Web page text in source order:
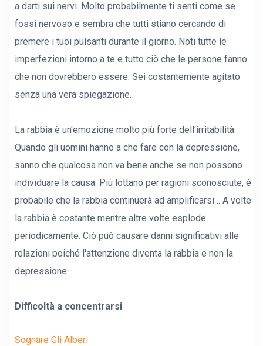
a darti sui nervi. Molto probabilmente ti senti come se
fossi nervoso e sembra che tutti stiano cercando di
premere i tuoi pulsanti durante il giorno. Noti tutte le
imperfezioni intorno a te e tutto ciò che le persone fanno
che non dovrebbero essere. Sei costantemente agitato
senza una vera spiegazione.
La rabbia è un'emozione molto più forte dell'irritabilità.
Quando gli uomini hanno a che fare con la depressione,
sanno che qualcosa non va bene anche se non possono
individuare la causa. Più lottano per ragioni sconosciute, è
probabile che la rabbia continuerà ad amplificarsi .. A volte
la rabbia è costante mentre altre volte esplode
periodicamente. Ciò può causare danni significativi alle
relazioni poiché l'attenzione diventa la rabbia e non la
depressione.
Difficoltà a concentrarsi
Sognare Gli Alberi